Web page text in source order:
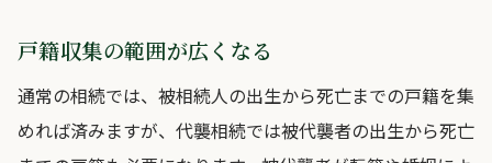
戸籍収集の範囲が広くなる
通常の相続では、被相続人の出生から死亡までの戸籍を集
めれば済みますが、代襲相続では被代襲者の出生から死亡